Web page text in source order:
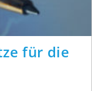
für die